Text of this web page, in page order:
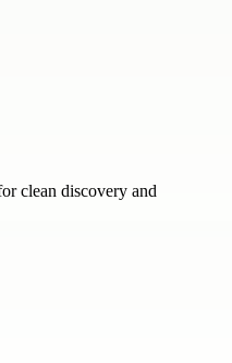
clean discovery and